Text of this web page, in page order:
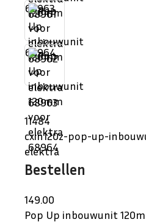
68963
68964
11484
cxin120z-pop-up-
elektra
Bestellen
149.00
Pop Up inbouwunit